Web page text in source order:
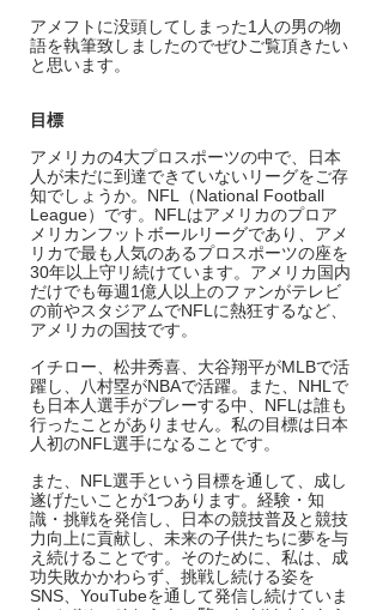
アメフトに没頭してしまった1人の男の物
語を執筆致しましたのでぜひご覧頂きたい
と思います。
目標
アメリカの4大プロスポーツの中で、日本
人が未だに到達できていないリーグをご存
知でしょうか。NFL（National Football
League）です。NFLはアメリカのプロア
メリカンフットボールリーグであり、アメ
リカで最も人気のあるプロスポーツの座を
30年以上守リ続けています。アメリカ国内
だけでも毎週1億人以上のファンがテレビ
の前やスタジアムでNFLに熱狂するなど、
アメリカの国技です。
イチロー、松井秀喜、大谷翔平がMLBで活
躍し、八村塁がNBAで活躍。また、NHLで
も日本人選手がプレーする中、NFLは誰も
行ったことがありません。私の目標は日本
人初のNFL選手になることです。
また、NFL選手という目標を通して、成し
遂げたいことが1つあります。経験・知
識・挑戦を発信し、日本の競技普及と競技
力向上に貢献し、未来の子供たちに夢を与
え続けることです。そのために、私は、成
功失敗かかわらず、挑戦し続ける姿を
SNS、YouTubeを通して発信し続けていま